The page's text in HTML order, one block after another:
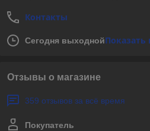
Контакты
Сегодня выходнойПоказать
Отзывы о магазине
359 отзывов за всё время
Покупатель